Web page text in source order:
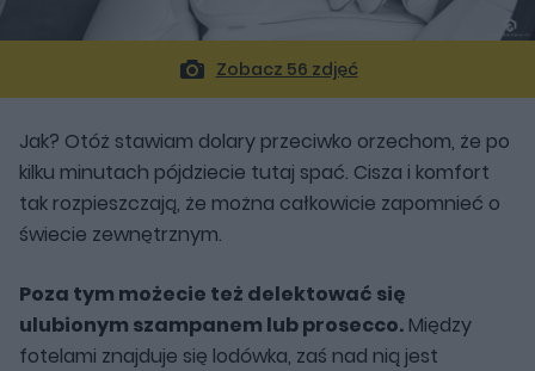
Zobacz 56 zdjęć
Jak? Otóż stawiam dolary przeciwko orzechom, że po
kilku minutach pójdziecie tutaj spać. Cisza i komfort
tak rozpieszczają, że można całkowicie zapomnieć o
świecie zewnętrznym.
Poza tym możecie też delektować się
ulubionym szampanem lub prosecco. Między
fotelami znajduje się lodówka, zaś nad nią jest